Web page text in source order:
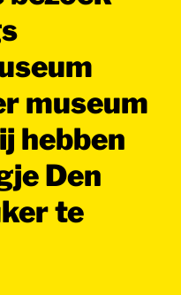
museum
hebben
Den
te